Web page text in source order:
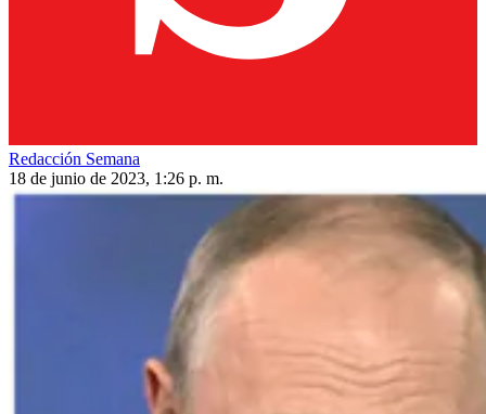
Redacción Semana
18 de junio de 2023, 1:26 p. m.